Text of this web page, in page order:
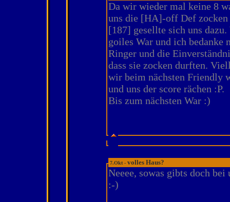
Da wir wieder mal keine 8
uns die [HA]-off Def zocken
[187] gesellte sich uns dazu.
goiles War und ich bedanke
Ringer und die
dass sie zocken durften.
wir beim nächsten Friendly
und uns der score rächen :P.
Bis zum nächsten War :)
7.Okt - volles Haus?
Neeee, sowas gibts doch bei
:-)